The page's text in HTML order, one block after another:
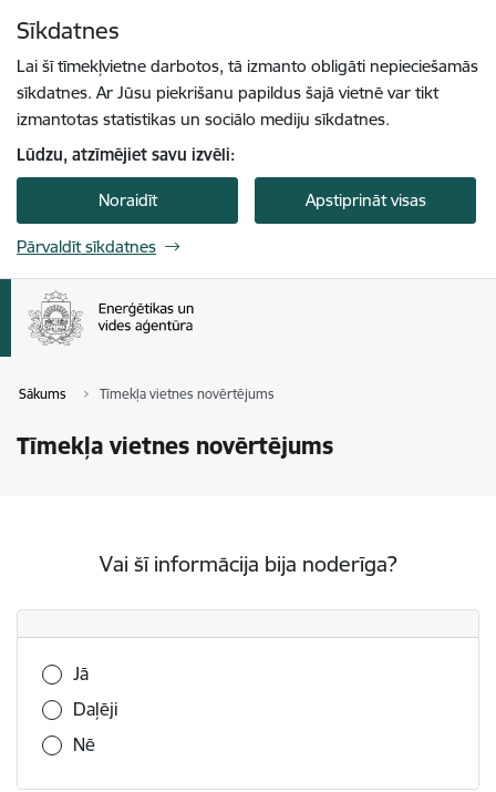
Sīkdatnes
Lai šī tīmekļvietne darbotos, tā izmanto obligāti nepieciešamās
sīkdatnes. Ar Jūsu piekrišanu papildus šajā vietnē var tikt
izmantotas statistikas un sociālo mediju sīkdatnes.
Lūdzu, atzīmējiet savu izvēli:
Noraidīt Apstiprināt visas
Pārvaldīt sīkdatnes
Sākums Tīmekļa vietnes novērtējums
Tīmekļa vietnes novērtējums
Vai šī informācija bija noderīga?
Vai šī informācija bija noderīga?
Jā
Daļēji
Nē